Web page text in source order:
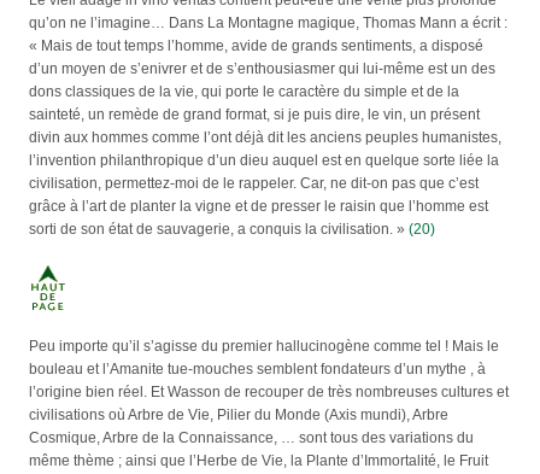
qu’on ne l’imagine… Dans La Montagne magique, Thomas Mann a écrit :
« Mais de tout temps l’homme, avide de grands sentiments, a disposé
d’un moyen de s’enivrer et de s’enthousiasmer qui lui-même est un des
dons classiques de la vie, qui porte le caractère du simple et de la
sainteté, un remède de grand format, si je puis dire, le vin, un présent
divin aux hommes comme l’ont déjà dit les anciens peuples humanistes,
l’invention philanthropique d’un dieu auquel est en quelque sorte liée la
civilisation, permettez-moi de le rappeler. Car, ne dit-on pas que c’est
grâce à l’art de planter la vigne et de presser le raisin que l’homme est
sorti de son état de sauvagerie, a conquis la civilisation. » (20)
Peu importe qu’il s’agisse du premier hallucinogène comme tel ! Mais le
bouleau et l’Amanite tue-mouches semblent fondateurs d’un mythe , à
l’origine bien réel. Et Wasson de recouper de très nombreuses cultures et
civilisations où Arbre de Vie, Pilier du Monde (Axis mundi), Arbre
Cosmique, Arbre de la Connaissance, … sont tous des variations du
même thème ; ainsi que l’Herbe de Vie, la Plante d’Immortalité, le Fruit